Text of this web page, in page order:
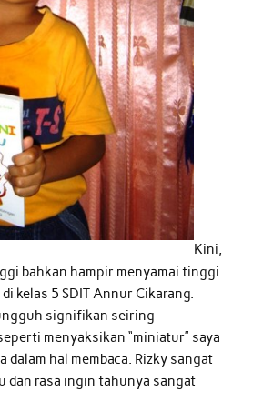
Kini,
bahkan hampir menyamai tinggi
kelas 5 SDIT Annur Cikarang.
signifikan seiring
menyaksikan “miniatur” saya
dalam hal membaca. Rizky sangat
dan rasa ingin tahunya sangat